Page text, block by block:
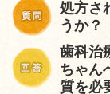
処方さ
うか？
歯科治
ちゃん
質を必